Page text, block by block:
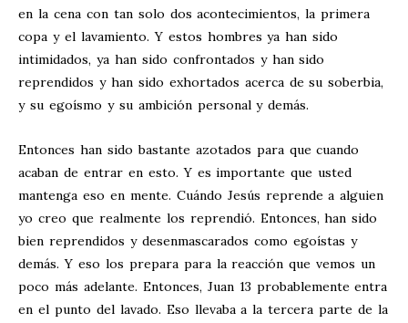
en la cena con tan solo dos acontecimientos, la primera
copa y el lavamiento. Y estos hombres ya han sido
intimidados, ya han sido confrontados y han sido
reprendidos y han sido exhortados acerca de su soberbia,
y su egoísmo y su ambición personal y demás.
Entonces han sido bastante azotados para que cuando
acaban de entrar en esto. Y es importante que usted
mantenga eso en mente. Cuándo Jesús reprende a alguien
yo creo que realmente los reprendió. Entonces, han sido
bien reprendidos y desenmascarados como egoístas y
demás. Y eso los prepara para la reacción que vemos un
poco más adelante. Entonces, Juan 13 probablemente entra
en el punto del lavado. Eso llevaba a la tercera parte de la